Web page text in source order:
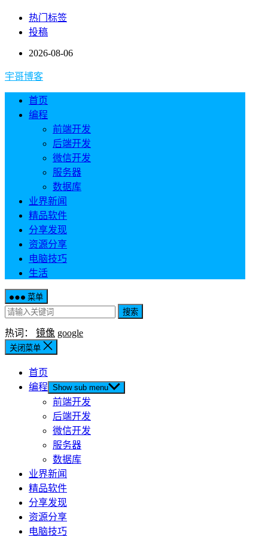
热门标签
投稿
2026-08-06
宇哥博客
首页
编程
前端开发
后端开发
微信开发
服务器
数据库
业界新闻
精品软件
分享发现
资源分享
电脑技巧
生活
菜单
搜索
热词： 镜像 google
关闭菜单
首页
编程 Show sub menu
前端开发
后端开发
微信开发
服务器
数据库
业界新闻
精品软件
分享发现
资源分享
电脑技巧